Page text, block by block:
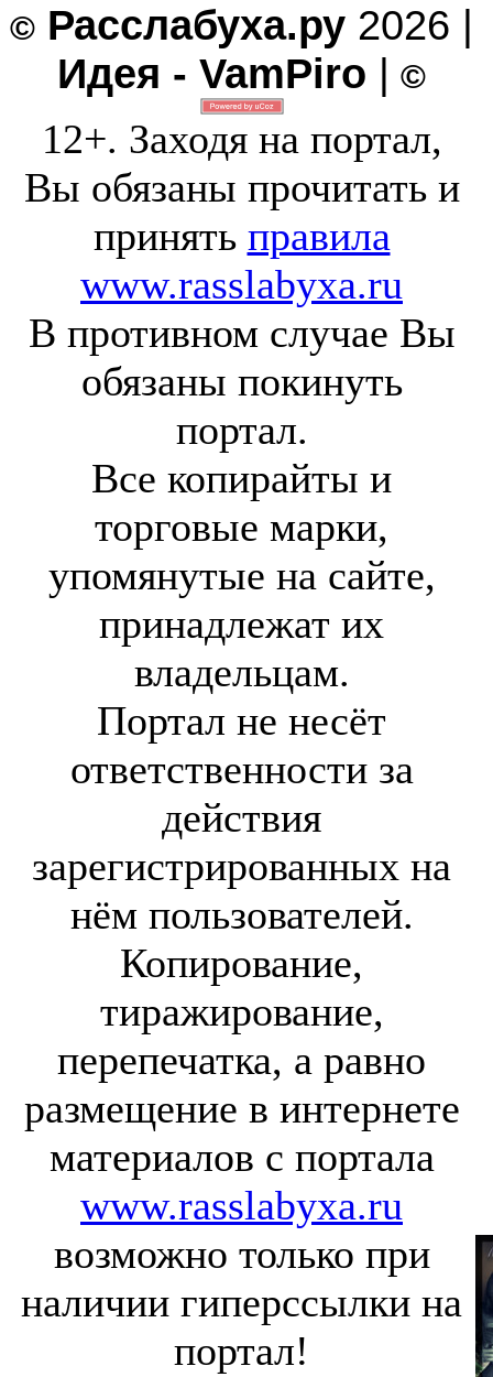
© Расслабуха.ру 2026 |
Идея - VamPiro | ©
12+. Заходя на портал,
Вы обязаны прочитать и
принять правила
www.rasslabyxa.ru
В противном случае Вы
обязаны покинуть
портал.
Все копирайты и
торговые марки,
упомянутые на сайте,
принадлежат их
владельцам.
Портал не несёт
ответственности за
действия
зарегистрированных на
нём пользователей.
Копирование,
тиражирование,
перепечатка, а равно
размещение в интернете
материалов с портала
www.rasslabyxa.ru
возможно только при
наличии гиперссылки на
портал!